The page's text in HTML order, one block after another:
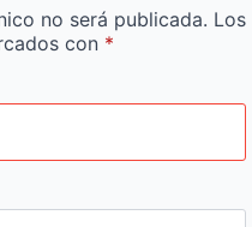
no será publicada. Los
con *